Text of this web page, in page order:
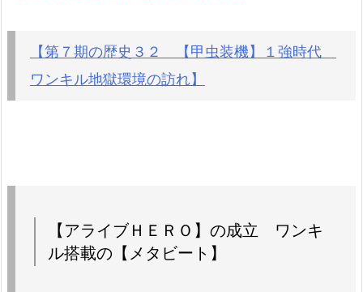
【第７期の歴史３２ 【甲虫装機】１強時代
ワンキル地獄環境の訪れ】
【アライブＨＥＲＯ】の成立 ワンキ
ル搭載の【メタビート】